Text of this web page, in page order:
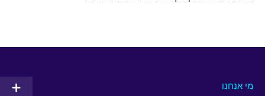
מי אנחנו